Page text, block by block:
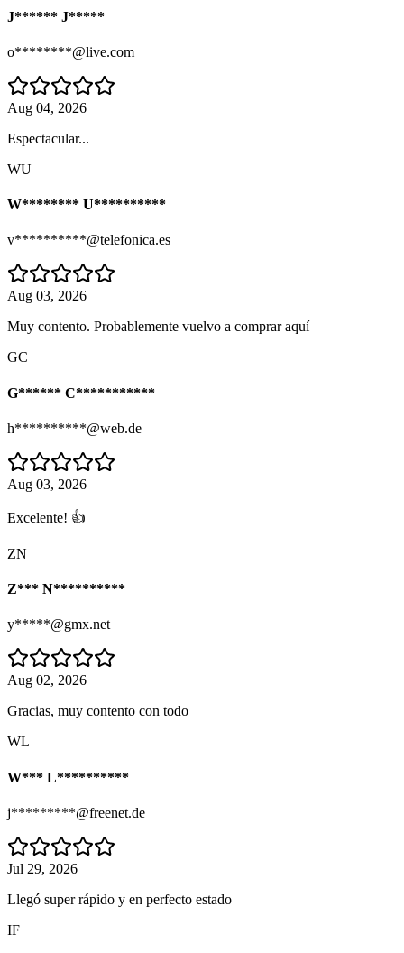
J****** J*****
o********@live.com
Aug 04, 2026
Espectacular...
WU
W******** U**********
v**********@telefonica.es
Aug 03, 2026
Muy contento. Probablemente vuelvo a comprar aquí
GC
G****** C***********
h**********@web.de
Aug 03, 2026
Excelente! 👍
ZN
Z*** N**********
y*****@gmx.net
Aug 02, 2026
Gracias, muy contento con todo
WL
W*** L**********
j*********@freenet.de
Jul 29, 2026
Llegó super rápido y en perfecto estado
IF